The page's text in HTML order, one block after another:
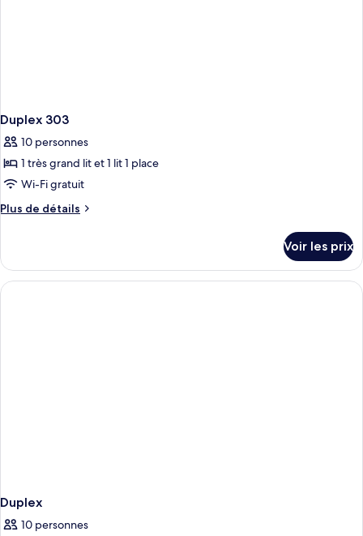
Duplex 303
10 personnes
1 très grand lit et 1 lit 1 place
Wi-Fi gratuit
Plus de détails
Plus
le
type
de
Voir les prix
Duplex
10 personnes